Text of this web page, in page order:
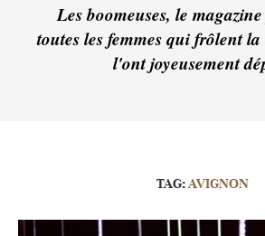
Les boomeuses, le
toutes les femmes qui frôlent
l'ont joyeusement
TAG:AVIGNON